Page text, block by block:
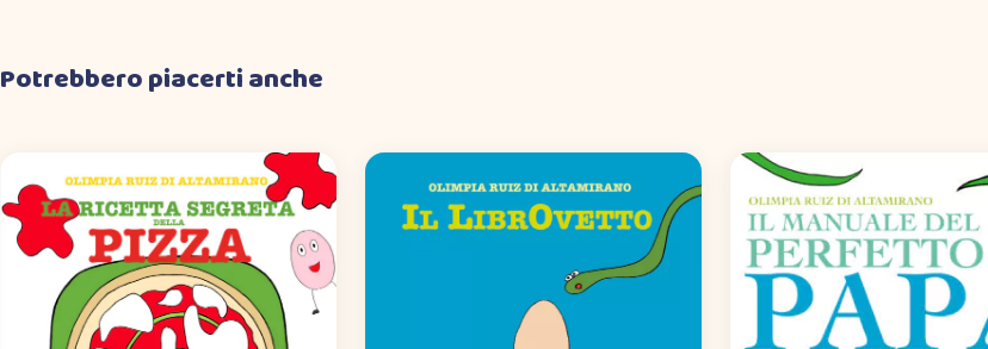
Potrebbero piacerti anche